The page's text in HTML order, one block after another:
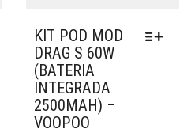
PRODUTO
KIT POD MOD
DRAG S 60W
(BATERIA
INTEGRADA
2500MAH) –
VOOPOO